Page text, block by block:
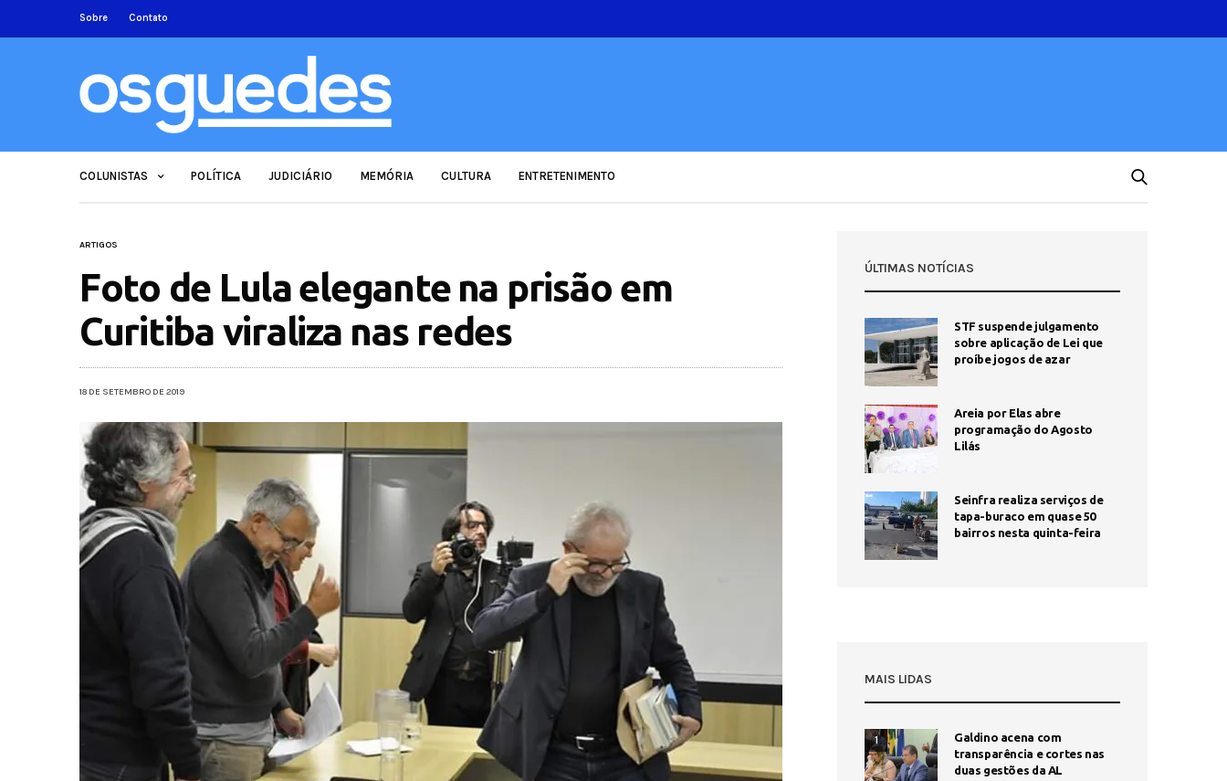
Sobre Contato
COLUNISTAS POLÍTICA JUDICIÁRIO MEMÓRIA CULTURA ENTRETENIMENTO
ARTIGOS
Foto de Lula elegante na prisão em
Curitiba viraliza nas redes
18 DE SETEMBRO DE 2019
ÚLTIMAS NOTÍCIAS
STF suspende julgamento
sobre aplicação de Lei que
proíbe jogos de azar
Areia por Elas abre
programação do Agosto
Lilás
Seinfra realiza serviços de
tapa-buraco em quase 50
bairros nesta quinta-feira
MAIS LIDAS
1
Galdino acena com
transparência e cortes nas
duas gestões da AL